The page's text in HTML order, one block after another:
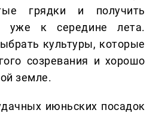
грядки и получить
уже к середине лета.
культуры, которые
созревания и хорошо
земле.
июньских посадок